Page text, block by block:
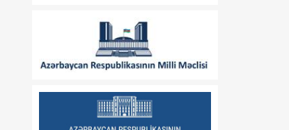
F.N.İsmayılovun
Azərbaycan
yanında daimi
nümayəndəsi təyin
07 Avqust